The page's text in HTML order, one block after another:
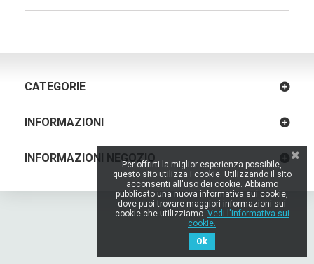
CATEGORIE
INFORMAZIONI
INFORMAZIONI NEGOZIOPer offrirti la miglior esperienza possibile,
questo sito utilizza i cookie. Utilizzando il sito
acconsenti all'uso dei cookie. Abbiamo
pubblicato una nuova informativa sui cookie,
dove puoi trovare maggiori informazioni sui
cookie che utilizziamo. Vedi l'informativa sui
cookie.
Ok